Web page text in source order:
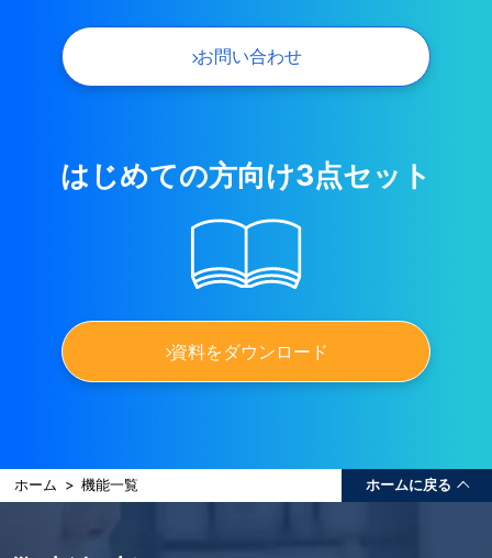
お問い合わせ
はじめての方向け3点セット
資料をダウンロード
ホーム > 機能一覧 ホームに戻る